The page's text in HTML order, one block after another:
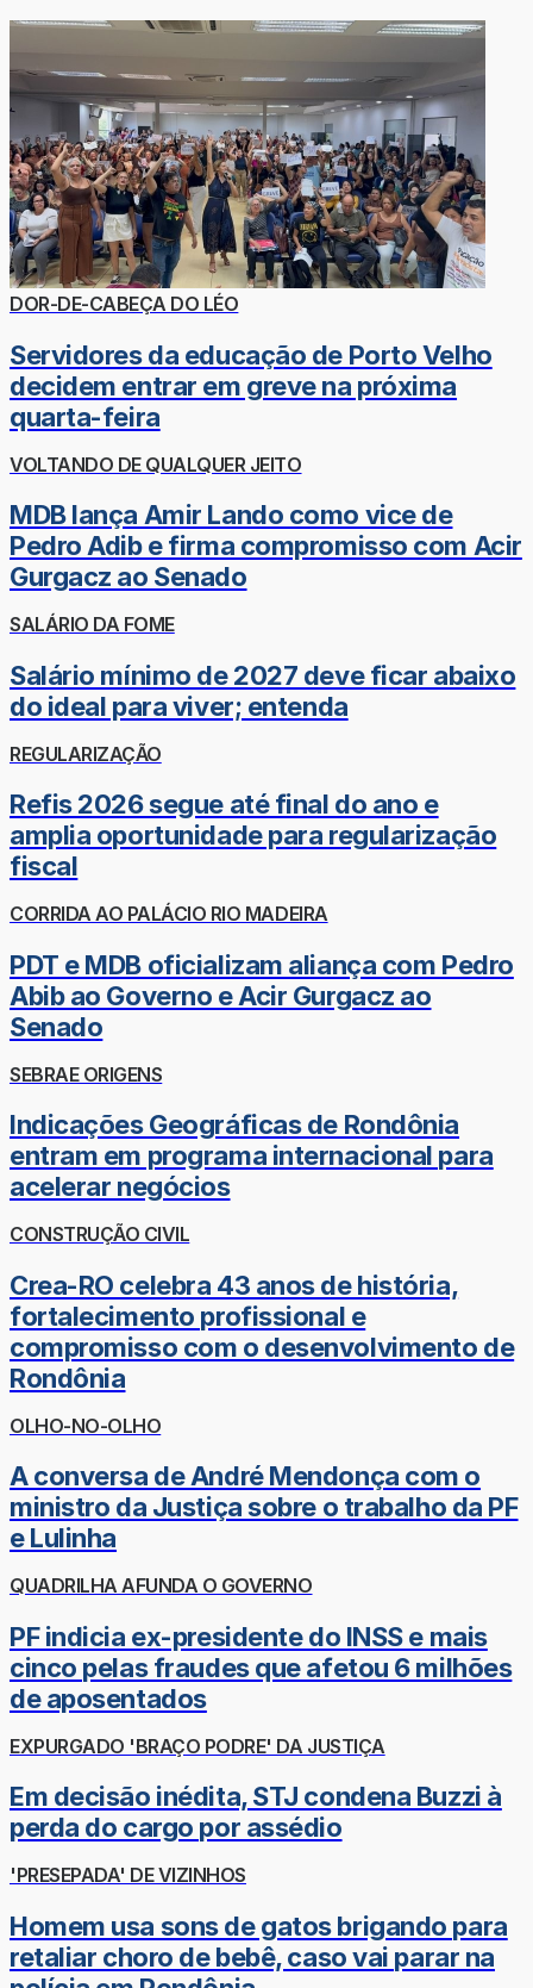
DOR-DE-CABEÇA DO LÉO
Servidores da educação de Porto Velho
decidem entrar em greve na próxima
quarta-feira
VOLTANDO DE QUALQUER JEITO
MDB lança Amir Lando como vice de
Pedro Adib e firma compromisso com Acir
Gurgacz ao Senado
SALÁRIO DA FOME
Salário mínimo de 2027 deve ficar abaixo
do ideal para viver; entenda
REGULARIZAÇÃO
Refis 2026 segue até final do ano e
amplia oportunidade para regularização
fiscal
CORRIDA AO PALÁCIO RIO MADEIRA
PDT e MDB oficializam aliança com Pedro
Abib ao Governo e Acir Gurgacz ao
Senado
SEBRAE ORIGENS
Indicações Geográficas de Rondônia
entram em programa internacional para
acelerar negócios
CONSTRUÇÃO CIVIL
Crea-RO celebra 43 anos de história,
fortalecimento profissional e
compromisso com o desenvolvimento de
Rondônia
OLHO-NO-OLHO
A conversa de André Mendonça com o
ministro da Justiça sobre o trabalho da PF
e Lulinha
QUADRILHA AFUNDA O GOVERNO
PF indicia ex-presidente do INSS e mais
cinco pelas fraudes que afetou 6 milhões
de aposentados
EXPURGADO 'BRAÇO PODRE' DA JUSTIÇA
Em decisão inédita, STJ condena Buzzi à
perda do cargo por assédio
'PRESEPADA' DE VIZINHOS
Homem usa sons de gatos brigando para
retaliar choro de bebê, caso vai parar na